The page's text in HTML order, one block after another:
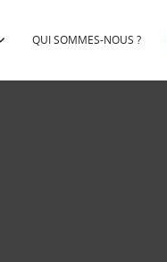
QUI SOMMES-NOUS ?